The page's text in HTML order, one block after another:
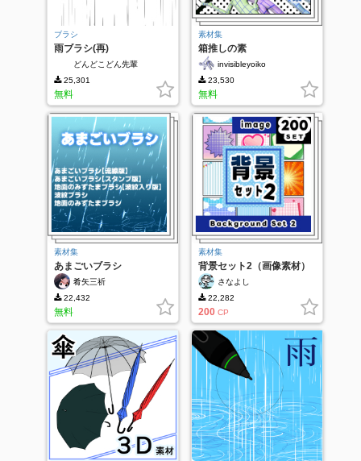
ブラシ
雨ブラシ(再)
どんどこどん先輩
25,301
無料
素材集
箱推しの素
invisibleyoiko
23,530
無料
素材集
あまごいブラシ
肴矢三祈
22,432
無料
素材集
背景セット2（画像素材）
さなよし
22,282
200 CP